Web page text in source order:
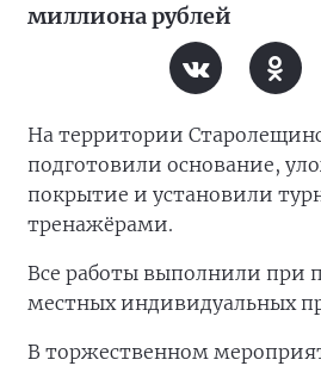
миллиона рублей
На территории
подготовили основание,
покрытие и установили
тренажёрами.
Все работы выполнили при
местных индивидуальных
В торжественном